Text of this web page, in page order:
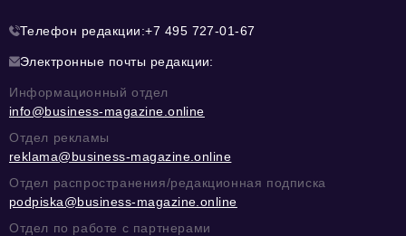
Телефон редакции:+7 495 727-01-67
Электронные почты редакции:
Информационный отдел
info@business-magazine.online
Отдел рекламы
reklama@business-magazine.online
Отдел распространения/редакционная подписка
podpiska@business-magazine.online
Отдел по работе с партнерами